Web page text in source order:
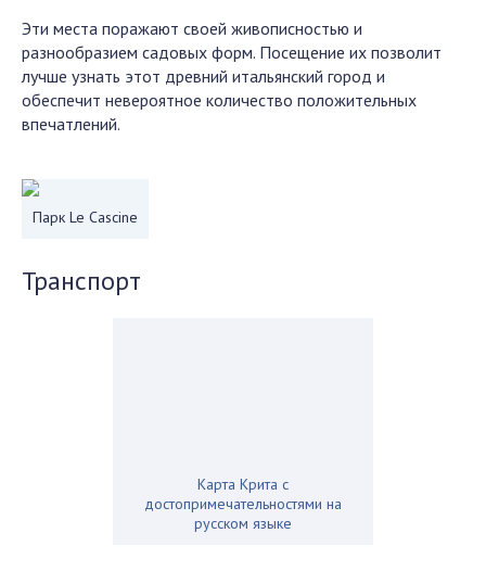
Эти места поражают своей живописностью и
разнообразием садовых форм. Посещение их позволит
лучше узнать этот древний итальянский город и
обеспечит невероятное количество положительных
впечатлений.
Парк Le Cascine
Транспорт
Карта Крита с
достопримечательностями на
русском языке